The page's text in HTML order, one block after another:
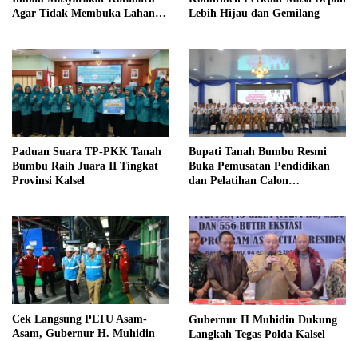
Agar Tidak Membuka Lahan
Lebih Hijau dan Gemilang
Paduan Suara TP-PKK Tanah
Bumbu Raih Juara II Tingkat
Provinsi Kalsel
Bupati Tanah Bumbu Resmi
Buka Pemusatan Pendidikan
dan Pelatihan Calon
Cek Langsung PLTU Asam-
Asam, Gubernur H. Muhidin
Gubernur H Muhidin Dukung
Langkah Tegas Polda Kalsel